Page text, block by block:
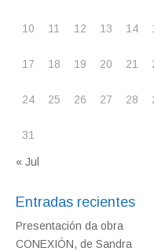
10 11 12 13 14
17 18 19 20 21
24 25 26 27 28
31
« Jul
Entradas recientes
Presentación da obra
CONEXIÓN, de Sandra